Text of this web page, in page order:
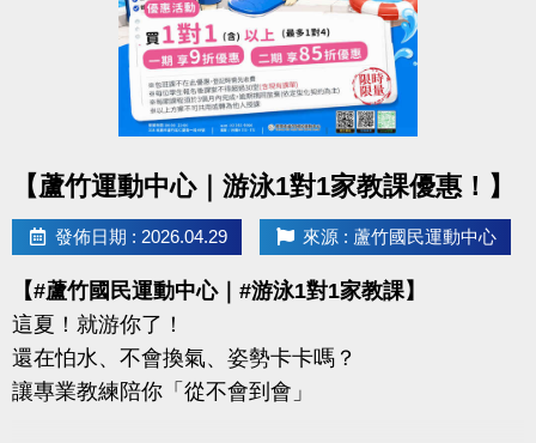
※報名請攜帶身分證影本或戶口名簿
----------------------------------------------------------------
【#賽程公告】
----------------------------------------------------------------
【#比賽組別】
◆ 壯年組（35－54歲）
◆ 樂齡組（55歲以上）
比賽項目：混合雙打（不限性別）
【蘆竹運動中心｜游泳1對1家教課優惠！】
發佈日期 : 2026.04.29 來源 : 蘆竹國民運動中心
【#蘆竹國民運動中心｜#游泳1對1家教課】
這夏！就游你了！
還在怕水、不會換氣、姿勢卡卡嗎？
讓專業教練陪你「從不會到會」